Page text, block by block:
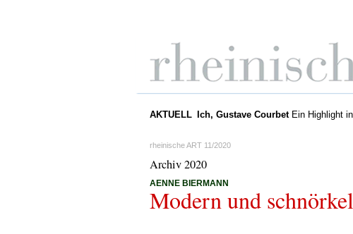
AKTUELL Ich, Gustave CourbetEin Highlight
rheinische ART 11/2020
Archiv 2020
AENNE BIERMANN
Modern und